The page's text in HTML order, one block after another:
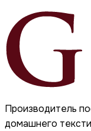
Производитель
домашнего